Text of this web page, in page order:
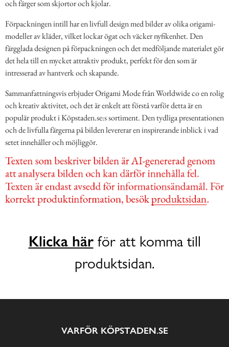
och färger som skjortor och kjolar.
Förpackningen intill har en livfull design med bilder av olika origami-
modeller av kläder, vilket lockar ögat och väcker nyfikenhet. Den
färgglada designen på förpackningen och det medföljande materialet gör
det hela till en mycket attraktiv produkt, perfekt för den som är
intresserad av hantverk och skapande.
Sammanfattningsvis erbjuder Origami Mode från Worldwide co en rolig
och kreativ aktivitet, och det är enkelt att förstå varför detta är en
populär produkt i Köpstaden.se:s sortiment. Den tydliga presentationen
och de livfulla färgerna på bilden levererar en inspirerande inblick i vad
setet innehåller och möjliggör.
Klicka härför att komma till
produktsidan.
VARFÖR KÖPSTADEN.SE